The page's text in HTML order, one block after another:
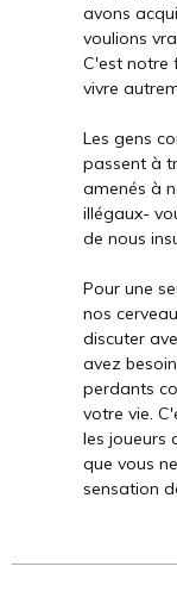
avons
voulions
C'est notre
vivre
Les gens
passent à
amenés à
illégaux-
de nous
Pour une
nos
discuter
avez
perdants
votre vie.
les joueurs
que vous
sensation